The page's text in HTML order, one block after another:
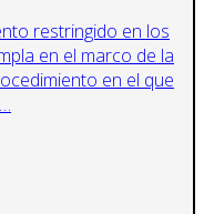
restringido en los
en el marco de la
en el que